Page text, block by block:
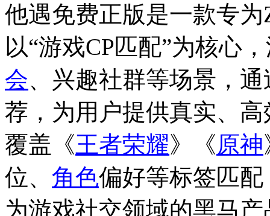
他遇免费正版是一款专
以“游戏CP匹配”为核心
会、兴趣社群等场景，
荐，为用户提供真实、
覆盖《王者荣耀》《原神
位、 角色偏好等标签匹
为游戏社交领域的黑马产